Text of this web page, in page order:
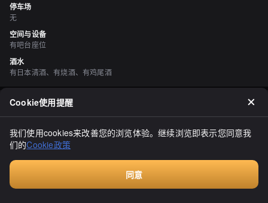
停车场
无
空间与设备
有吧台座位
酒水
有日本清酒、有烧酒、有鸡尾酒
评价（2）
3.30
这一天，我的搭档和女儿都不在家，也没有食物可吃。尽管下班后外
带我来到小樽花园。花园是一个错综复杂的迷宫般的地方。我清晰记
得之前去过的颯楽（SORA）的路线。虽然还没有决定去哪家店，但
Cookie使用提醒
我们使用cookies来改善您的浏览体验。继续浏览即表示您同意我
们的Cookie政策
同意